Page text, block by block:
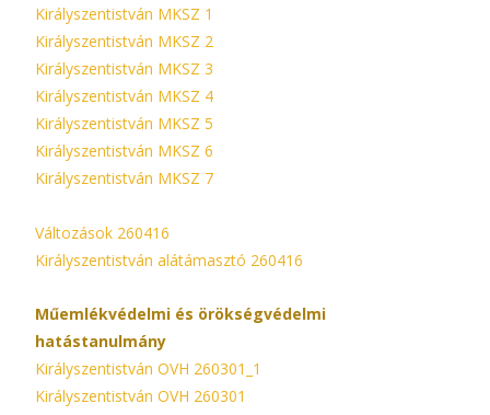
Királyszentistván MKSZ 1
Királyszentistván MKSZ 2
Királyszentistván MKSZ 3
Királyszentistván MKSZ 4
Királyszentistván MKSZ 5
Királyszentistván MKSZ 6
Királyszentistván MKSZ 7
Változások 260416
Királyszentistván alátámasztó 260416
Műemlékvédelmi és örökségvédelmi
hatástanulmány
Királyszentistván OVH 260301_1
Királyszentistván OVH 260301